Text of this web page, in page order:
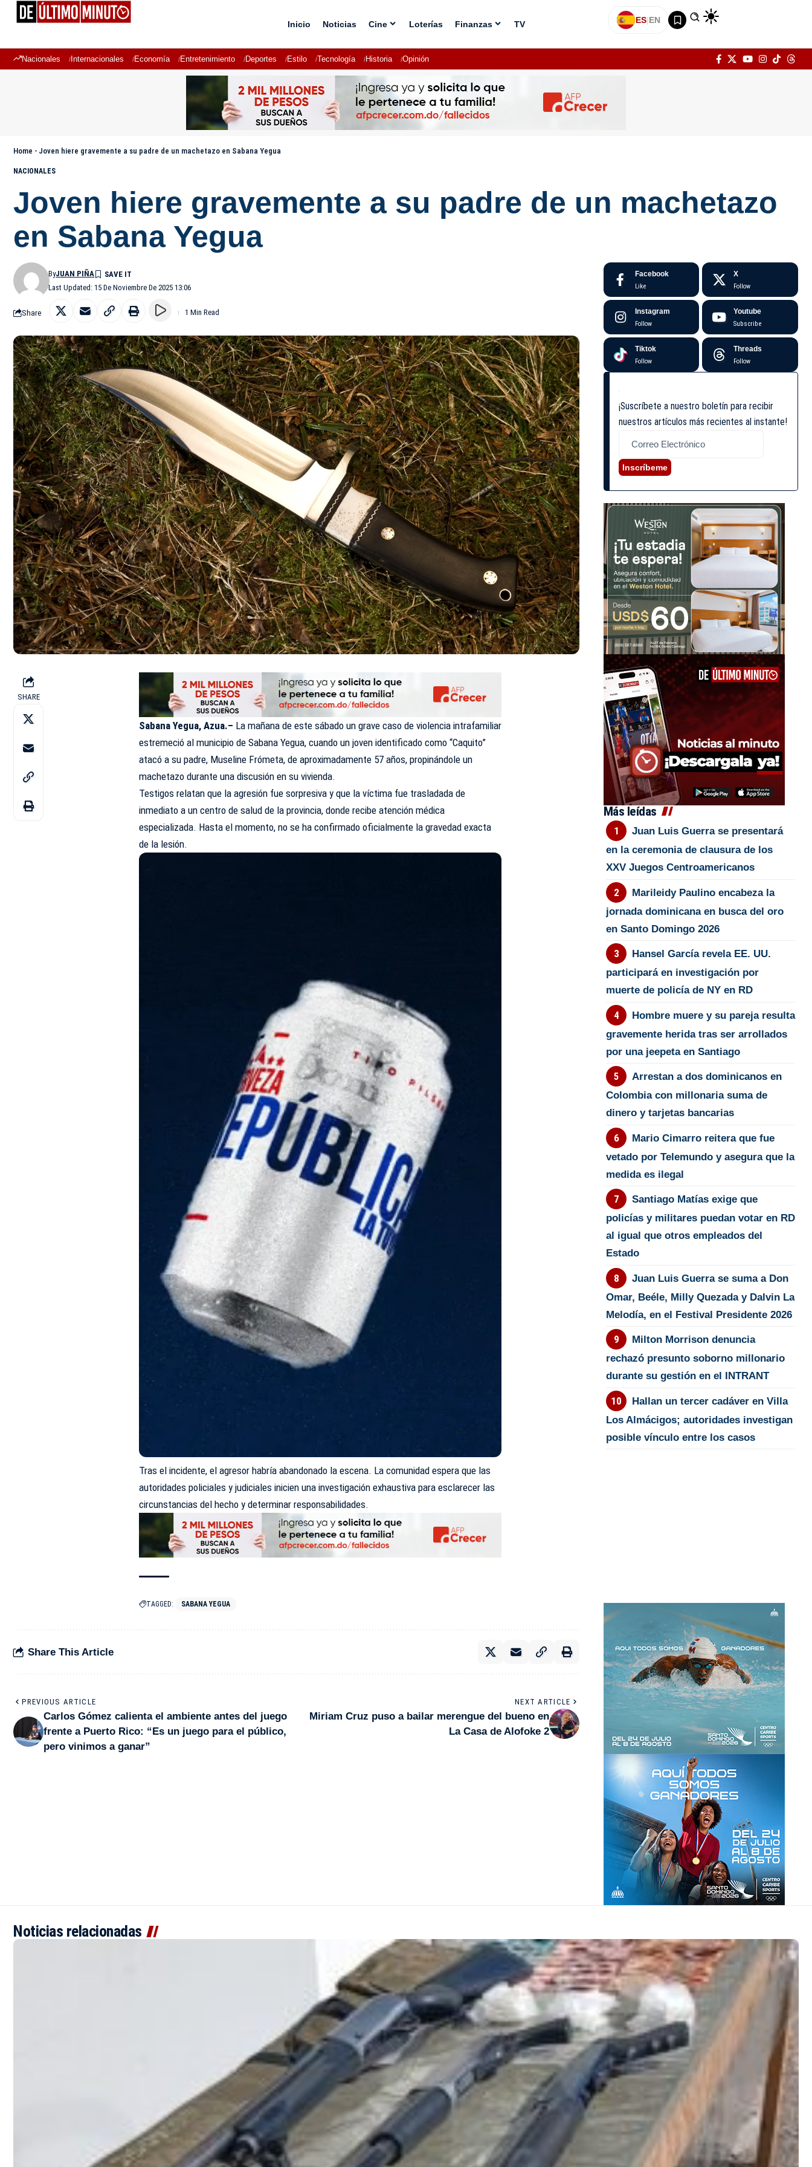
Inicio Noticias Cine Loterías Finanzas TV ES|EN
Nacionales Internacionales Economía Entretenimiento Deportes Estilo Tecnología Historia Opinión
Home - Joven hiere gravemente a su padre de un machetazo en Sabana Yegua
NACIONALES
Joven hiere gravemente a su padre de un machetazo
en Sabana Yegua
Last Updated: 15 De Noviembre De 2025 13:06
ByJUAN PIÑA
Share 1 Min Read
SHARE
Sabana Yegua, Azua.– La mañana de este sábado un grave caso de violencia intrafamiliar
estremeció al municipio deSabana Yegua, cuando un joven identificado como“Caquito”
atacó a su padre, Museline Frómeta, de aproximadamente 57 años, propinándole un
machetazo durante una discusión en su vivienda.
Testigos relatan que la agresión fue sorpresiva y que la víctima fue trasladada de
inmediato a un centro de salud de la provincia, donde recibe atención médica
especializada. Hasta el momento, no se ha confirmado oficialmente la gravedad exacta
de la lesión.
Tras el incidente, el agresor habríaabandonado la escena. La comunidad espera que las
autoridades policiales y judiciales inicien una investigación exhaustiva para esclarecer las
circunstancias del hecho y determinar responsabilidades.
TAGGED: SABANA YEGUA
Share This Article
PREVIOUS ARTICLE
Carlos Gómez calienta el ambiente antes del juego
frente a Puerto Rico: “Es un juego para el público,
pero vinimos a ganar”
NEXT ARTICLE
Miriam Cruz puso a bailar merengue del bueno en
La Casa de Alofoke 2
Facebook
Like
X
Follow
Instagram
Follow
Youtube
Subscribe
Tiktok
Follow
Threads
Follow
¡Suscríbete a nuestro boletín para recibir
nuestros artículos más recientes al instante!
Inscríbeme
Más leídas
Juan Luis Guerra se presentará
en la ceremonia de clausura de los
XXV Juegos Centroamericanos
Marileidy Paulino encabeza la
jornada dominicana en busca del oro
en Santo Domingo 2026
Hansel García revela EE. UU.
participará en investigación por
muerte de policía de NY en RD
Hombre muere y su pareja resulta
gravemente herida tras ser arrollados
por una jeepeta en Santiago
Arrestan a dos dominicanos en
Colombia con millonaria suma de
dinero y tarjetas bancarias
Mario Cimarro reitera que fue
vetado por Telemundo y asegura que la
medida es ilegal
Santiago Matías exige que
policías y militares puedan votar en RD
al igual que otros empleados del
Estado
Juan Luis Guerra se suma a Don
Omar, Beéle, Milly Quezada y Dalvin La
Melodía, en el Festival Presidente 2026
Milton Morrison denuncia
rechazó presunto soborno millonario
durante su gestión en el INTRANT
Hallan un tercer cadáver en Villa
Los Almácigos; autoridades investigan
posible vínculo entre los casos
Noticias relacionadas